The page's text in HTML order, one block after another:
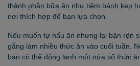
thành phần bữa ăn như tiệm bánh kẹp
nơi thích hợp để bạn lựa chọn.
Nếu muốn tự nấu ăn nhưng lại bận rộn
gắng làm nhiều thức ăn vào cuối tuần.
bạn có thể đông lạnh một nửa số thức